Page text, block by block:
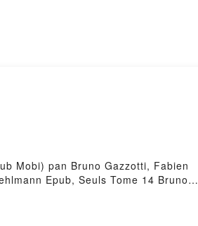
Mobi) pan Bruno Gazzotti, Fabien
Epub, Seuls Tome 14 Bruno
Vehlmann Epub VK, Seuls Tome 14